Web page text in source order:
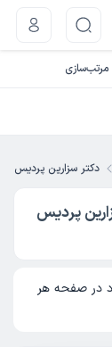
دکتر سزارین پردیس
پردیس
در صفحه هر
مرتب‌سازی